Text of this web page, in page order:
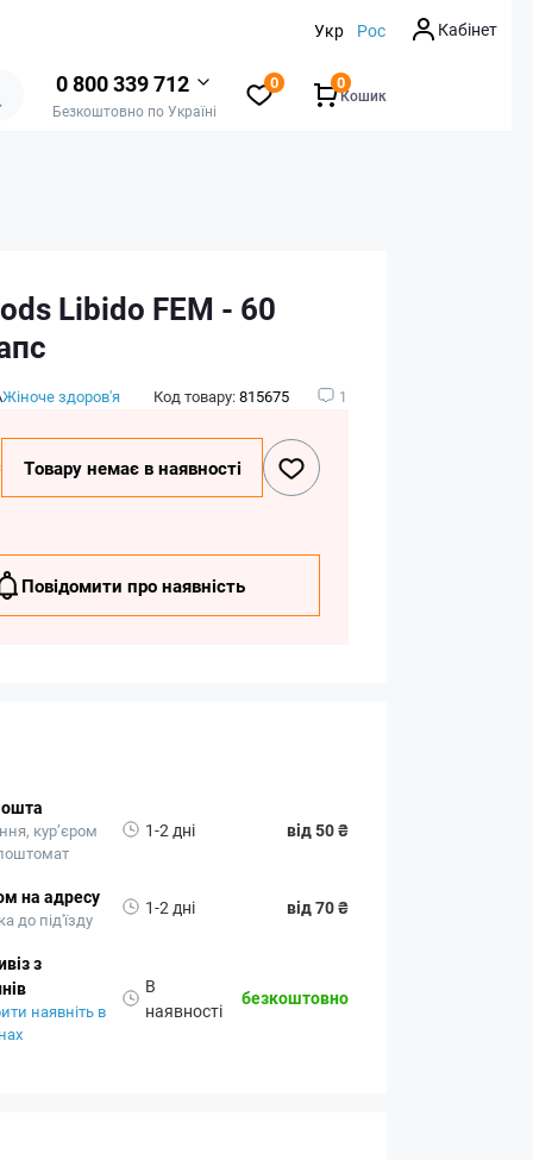
Укр Рос Кабінет
0 800 339 712
Безкоштовно по Україні
0
Кошик
0
Libido FEM - 60
Жіноче здоров'я Код товару:815675 1
Товару немає в наявності
Повідомити про наявність
кур’єром
1-2 дні від 50 ₴
на адресу
до під'їзду
1-2 дні від 70 ₴
з
наявніть в
В
наявності
безкоштовно